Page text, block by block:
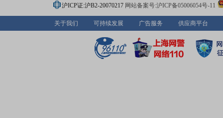
沪ICP证:沪B2-20070217 网站备案号:沪ICP备05006054号-11
关于我们 可持续发展 广告服务 供应商平台